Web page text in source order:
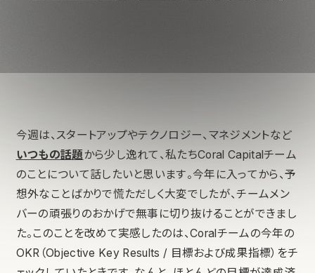
今週は、スタートアップやテクノロジー、マネジメントなど
いつもの話題から少し逸れて、私たちCoral Capitalチーム
のことについて話したいと思います。今年に入ってから、予
想外なことばかりで慌ただしく大変でしたが、チームメン
バーの頑張りのおかげで無事に切り抜けることができまし
た。このことを改めて実感したのは、Coralチームの今年の
OKR（Objective Key Results / 目標および成果指標）をチ